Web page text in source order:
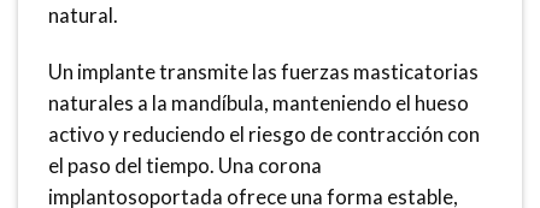
natural.
Un implante transmite las fuerzas masticatorias
naturales a la mandíbula, manteniendo el hueso
activo y reduciendo el riesgo de contracción con
el paso del tiempo. Una corona
implantosoportada ofrece una forma estable,